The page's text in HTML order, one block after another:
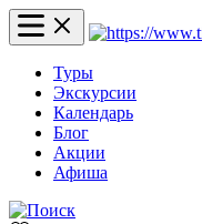
Туры
Экскурсии
Календарь
Блог
Акции
Афиша